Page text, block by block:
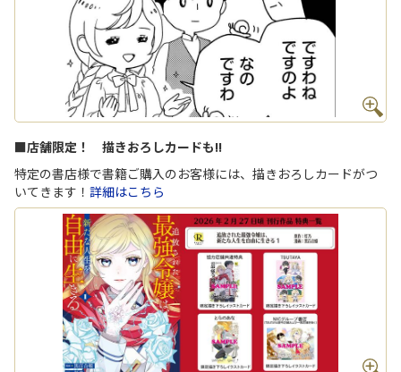
■店舗限定！ 描きおろしカードも!!
特定の書店様で書籍ご購入のお客様には、描きおろしカードがつ
いてきます！ 詳細はこちら